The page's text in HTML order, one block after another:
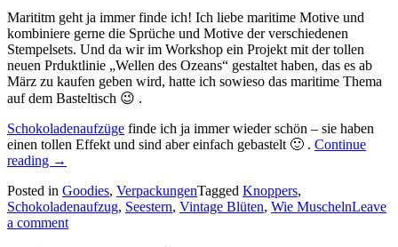
Marititm geht ja immer finde ich! Ich liebe maritime Motive und
kombiniere gerne die Sprüche und Motive der verschiedenen
Stempelsets. Und da wir im Workshop ein Projekt mit der tollen
neuen Prduktlinie „Wellen des Ozeans“ gestaltet haben, das es ab
März zu kaufen geben wird, hatte ich sowieso das maritime Thema
auf dem Basteltisch 😉 .
Schokoladenaufzüge finde ich ja immer wieder schön – sie haben
einen tollen Effekt und sind aber einfach gebastelt 🙂 . Continue
reading „Ein
Schokoladenaufzug
mit
Muschel
→
Posted in Goodies, VerpackungenTagged Knoppers,
Schokoladenaufzug, Seestern, Vintage Blüten, Wie MuschelnLeave
a comment